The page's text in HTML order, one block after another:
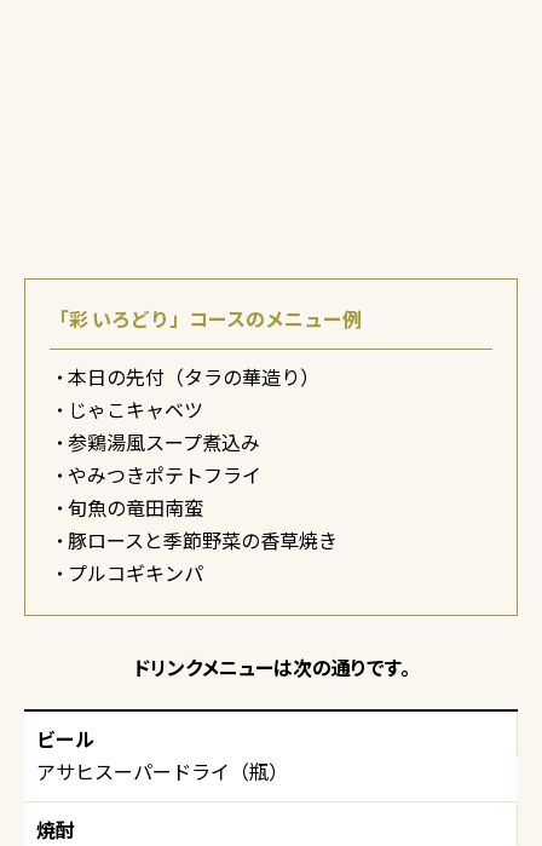
「彩 いろどり」 コースのメニュー例
本日の先付（タラの華造り）
じゃこキャベツ
参鶏湯風スープ煮込み
やみつきポテトフライ
旬魚の竜田南蛮
豚ロースと季節野菜の香草焼き
プルコギキンパ
ドリンクメニューは次の通りです。
ビール
アサヒスーパードライ（瓶）
焼酎